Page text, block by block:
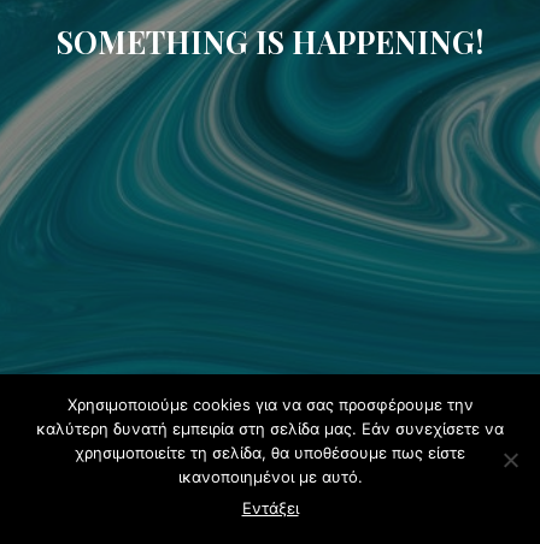
SOMETHING IS HAPPENING!
Χρησιμοποιούμε cookies για να σας προσφέρουμε την
καλύτερη δυνατή εμπειρία στη σελίδα μας. Εάν συνεχίσετε να
χρησιμοποιείτε τη σελίδα, θα υποθέσουμε πως είστε
ικανοποιημένοι με αυτό.
Εντάξει